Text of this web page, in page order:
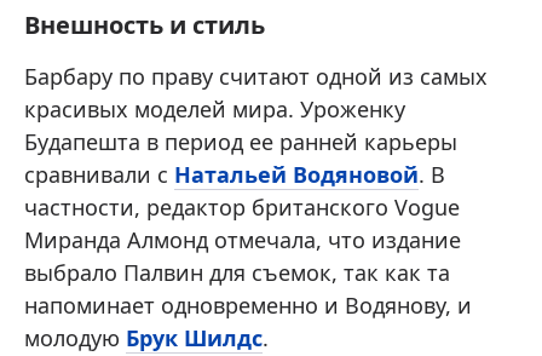
Внешность и стиль
Барбару по праву считают одной из самых
красивых моделей мира. Уроженку
Будапешта в период ее ранней карьеры
сравнивали с Натальей Водяновой. В
частности, редактор британского Vogue
Миранда Алмонд отмечала, что издание
выбрало Палвин для съемок, так как та
напоминает одновременно и Водянову, и
молодую Брук Шилдс.